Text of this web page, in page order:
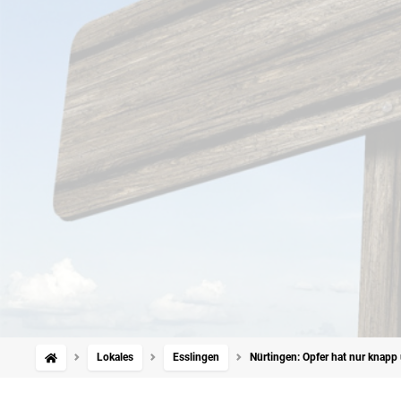
Lokales Esslingen Nürtingen: Opfer hat nur